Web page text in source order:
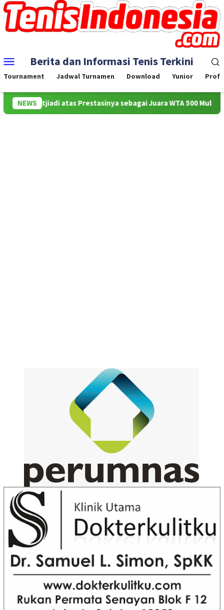
Skip
to
content
Mobile
Menu
Berita dan Informasi Tenis Terkini
Tournament Jadwal Turnamen Download Yunior
NEWS
Sutjiadi atas Prestasinya sebagai Juara WTA 500 Mubadala